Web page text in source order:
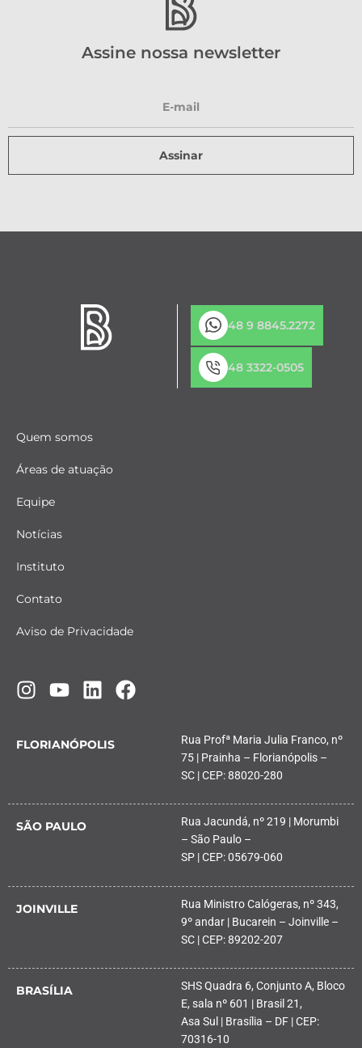
Assine nossa newsletter
Assinar
48 9 8845.2272
48 3322-0505
Quem somos
Áreas de atuação
Equipe
Notícias
Instituto
Contato
Aviso de Privacidade
FLORIANÓPOLIS
Rua Profª Maria Julia Franco, nº
75 | Prainha – Florianópolis –
SC | CEP: 88020-280
SÃO PAULO
Rua Jacundá, nº 219 | Morumbi
– São Paulo –
SP | CEP: 05679-060
JOINVILLE
Rua Ministro Calógeras, nº 343,
9º andar | Bucarein – Joinville –
SC | CEP: 89202-207
BRASÍLIA
SHS Quadra 6, Conjunto A, Bloco
E, sala nº 601 | Brasil 21,
Asa Sul | Brasília – DF | CEP:
70316-10